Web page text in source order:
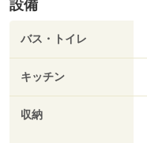
設備
バス・トイレ
キッチン
収納